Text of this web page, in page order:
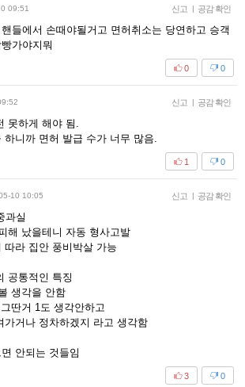
09:51 신고 | 공감 확인
들에서 손때야될거고 면허취소는 당연하고 승객
가야지뭐
0
0
신고 | 공감 확인
못하게 해야 됨.
하니까 면허 발급 수가 너무 많음.
0
1
10 10:05 신고 | 공감 확인
과실
해 났을테니 자동 형사고발
따라 집안 풍비박살 가능
공통적인 특징
생각을 안함
딴거 1도 생각안하고
가거나 정차하겠지 라고 생각함
안되는 것들임
0
3